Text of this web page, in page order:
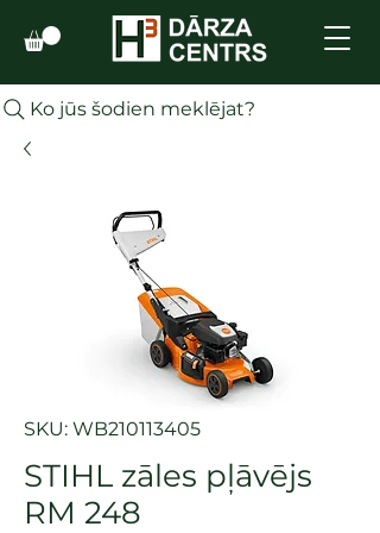
Ko jūs šodien meklējat?
SKU: WB210113405
STIHL zāles pļāvējs
RM 248